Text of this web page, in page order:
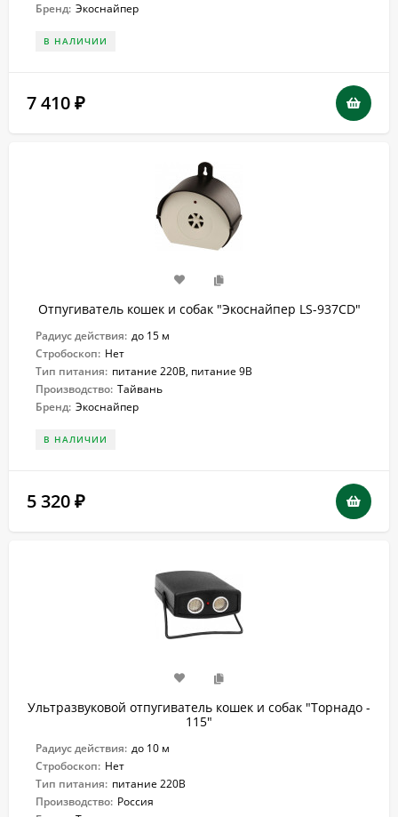
Бренд: Экоснайпер
В НАЛИЧИИ
7 410 ₽
Отпугиватель кошек и собак "Экоснайпер LS-937CD"
Радиус действия: до 15 м
Стробоскоп: Нет
Тип питания: питание 220В, питание 9В
Производство: Тайвань
Бренд: Экоснайпер
В НАЛИЧИИ
5 320 ₽
Ультразвуковой отпугиватель кошек и собак "Торнадо -
115"
Радиус действия: до 10 м
Стробоскоп: Нет
Тип питания: питание 220В
Производство: Россия